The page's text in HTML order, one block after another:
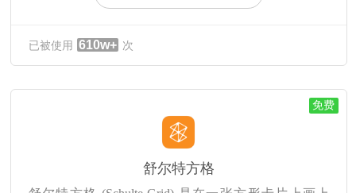
已被使用 610w+ 次
免费
舒尔特方格